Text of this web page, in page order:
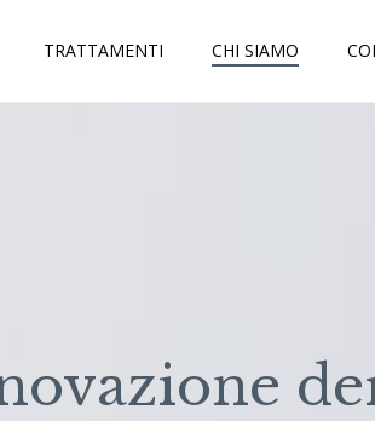
TRATTAMENTI CHI SIAMO